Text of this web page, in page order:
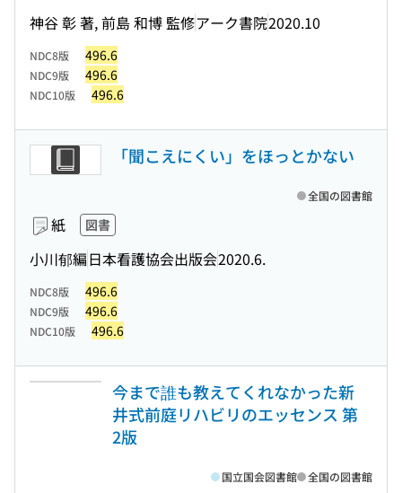
神谷 彰 著, 前島 和博 監修アーク書院2020.10
NDC8版 496.6
NDC9版 496.6
NDC10版 496.6
「聞こえにくい」をほっとかない
紙 図書
小川郁編日本看護協会出版会2020.6.
全国の図書館
NDC8版 496.6
NDC9版 496.6
NDC10版 496.6
今まで誰も教えてくれなかった新
井式前庭リハビリのエッセンス 第
2版
国立国会図書館 全国の図書館